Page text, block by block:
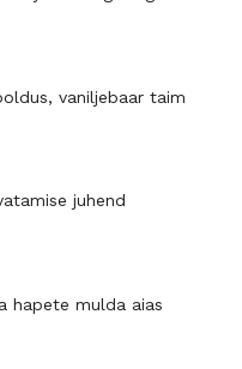
vaniljebaar taim
juhend
hapete mulda aias